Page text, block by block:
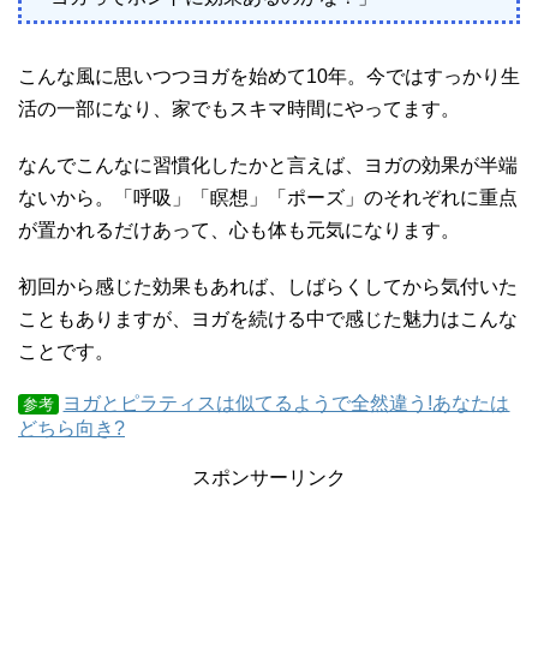
こんな風に思いつつヨガを始めて10年。今ではすっかり生
活の一部になり、家でもスキマ時間にやってます。
なんでこんなに習慣化したかと言えば、ヨガの効果が半端
ないから。「呼吸」「瞑想」「ポーズ」のそれぞれに重点
が置かれるだけあって、心も体も元気になります。
初回から感じた効果もあれば、しばらくしてから気付いた
こともありますが、ヨガを続ける中で感じた魅力はこんな
ことです。
参考
ヨガとピラティスは似てるようで全然違う!あなたは
どちら向き?
スポンサーリンク